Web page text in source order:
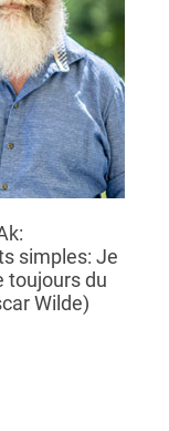
simples: Je
toujours du
Wilde)